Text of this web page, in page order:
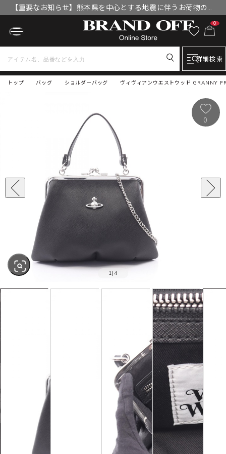
【重要なお知らせ】熊本県を中心とする地震に伴うお荷物のお
届けについて
0
詳細検索
トップ ヴィヴィアンウエストウッド GRANNY
バッグ ショルダーバッグ
1 |4
0